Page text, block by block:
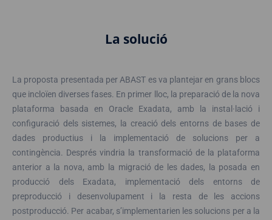
La solució
La proposta presentada per ABAST es va plantejar en grans blocs
que incloïen diverses fases. En primer lloc, la preparació de la nova
plataforma basada en Oracle Exadata, amb la instal·lació i
configuració dels sistemes, la creació dels entorns de bases de
dades productius i la implementació de solucions per a
contingència. Després vindria la transformació de la plataforma
anterior a la nova, amb la migració de les dades, la posada en
producció dels Exadata, implementació dels entorns de
preproducció i desenvolupament i la resta de les accions
postproducció. Per acabar, s’implementarien les solucions per a la